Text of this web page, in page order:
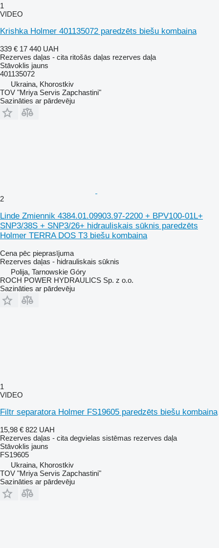
1
VIDEO
Krishka Holmer 401135072 paredzēts biešu kombaina
339 € 17 440 UAH
Rezerves daļas - cita ritošās daļas rezerves daļa
Stāvoklis jauns
401135072
Ukraina, Khorostkiv
TOV "Mriya Servis Zapchastini"
Sazināties ar pārdevēju
2
Linde Zmiennik 4384.01.09903.97-2200 + BPV100-01L+
SNP3/38S + SNP3/26+ hidrauliskais sūknis paredzēts
Holmer TERRA DOS T3 biešu kombaina
Cena pēc pieprasījuma
Rezerves daļas - hidrauliskais sūknis
Polija, Tarnowskie Góry
ROCH POWER HYDRAULICS Sp. z o.o.
Sazināties ar pārdevēju
1
VIDEO
Filtr separatora Holmer FS19605 paredzēts biešu kombaina
15,98 € 822 UAH
Rezerves daļas - cita degvielas sistēmas rezerves daļa
Stāvoklis jauns
FS19605
Ukraina, Khorostkiv
TOV "Mriya Servis Zapchastini"
Sazināties ar pārdevēju